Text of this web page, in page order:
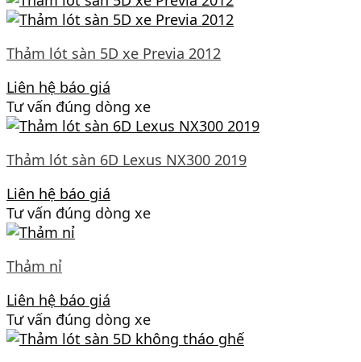
Thảm lót sàn 5D xe Previa 2012
Liên hệ báo giá
Tư vấn đúng dòng xe
Thảm lót sàn 6D Lexus NX300 2019
Liên hệ báo giá
Tư vấn đúng dòng xe
Thảm nỉ
Liên hệ báo giá
Tư vấn đúng dòng xe